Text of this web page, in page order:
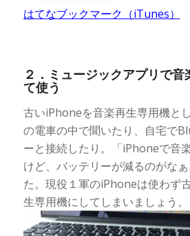
はてなブックマーク（iTunes）
２．ミュージックアプリで音
て使う
古いiPhoneを音楽再生専用機と
の電車の中で聞いたり、自宅で
ーと接続したり。「iPhoneで音
けど、バッテリーが減るのがな
た。現役１軍のiPhoneは使わず
生専用機にしてしまいましょう。